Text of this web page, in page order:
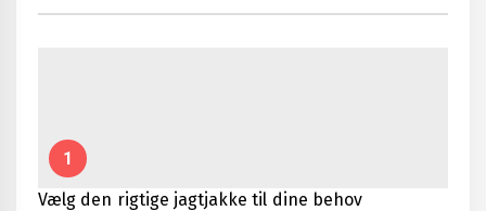
1
Vælg den rigtige jagtjakke til dine behov